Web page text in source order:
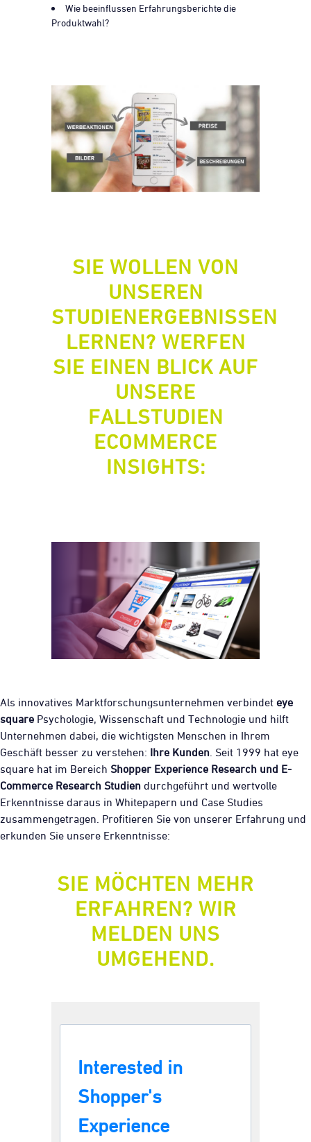
Wie beeinflussen Erfahrungsberichte die
Produktwahl?
SIE WOLLEN VON
UNSEREN
STUDIENERGEBNISSEN
LERNEN? WERFEN
SIE EINEN BLICK AUF
UNSERE
FALLSTUDIEN
ECOMMERCE
INSIGHTS:
Als innovatives Marktforschungsunternehmen verbindet eye
square Psychologie, Wissenschaft und Technologie und hilft
Unternehmen dabei, die wichtigsten Menschen in Ihrem
Geschäft besser zu verstehen: Ihre Kunden . Seit 1999 hat eye
square hat im Bereich Shopper Experience Research und E-
Commerce Research Studien durchgeführt und wertvolle
Erkenntnisse daraus in Whitepapern und Case Studies
zusammengetragen. Profitieren Sie von unserer Erfahrung und
erkunden Sie unsere Erkenntnisse:
SIE MÖCHTEN MEHR
ERFAHREN? WIR
MELDEN UNS
UMGEHEND.
Interested in
Shopper's
Experience